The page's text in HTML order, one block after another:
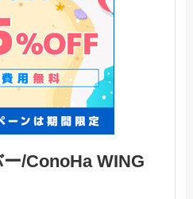
/ConoHa WING